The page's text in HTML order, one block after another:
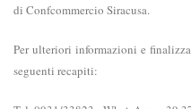
di Confcommercio Siracusa.
Per ulteriori informazioni e
seguenti recapiti: